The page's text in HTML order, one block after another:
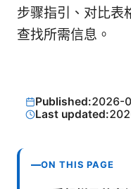
步骤指引、对比表
查找所需信息。
Published:2026-
Last updated:
ON THIS PAGE